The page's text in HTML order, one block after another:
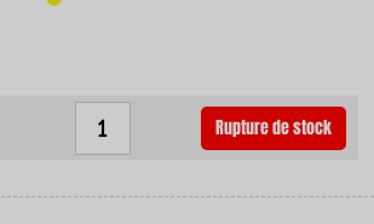
Rupture de stock